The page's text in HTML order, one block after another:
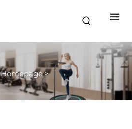
Homepage>